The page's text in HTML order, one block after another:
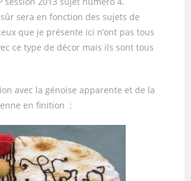
sera en fonction des sujets de
que je présente ici n’ont pas tous
ce type de décor mais ils sont tous
avec la génoise apparente et de la
en finition :